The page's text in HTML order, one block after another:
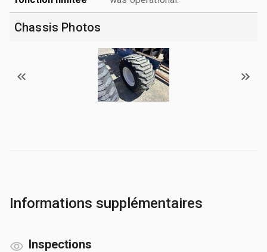
Chassis Photos
Informations supplémentaires
Inspections